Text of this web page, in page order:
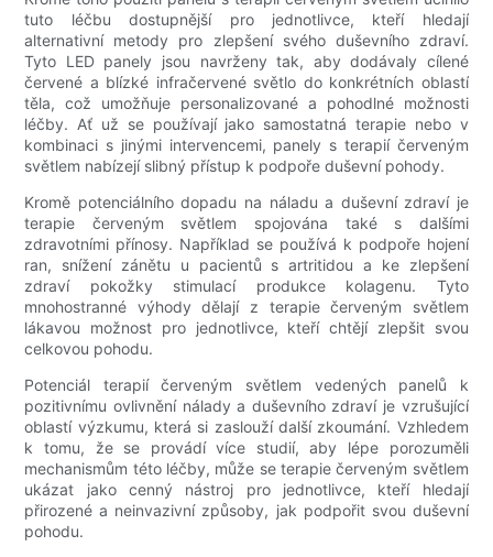
tuto léčbu dostupnější pro jednotlivce, kteří hledají
alternativní metody pro zlepšení svého duševního zdraví.
Tyto LED panely jsou navrženy tak, aby dodávaly cílené
červené a blízké infračervené světlo do konkrétních oblastí
těla, což umožňuje personalizované a pohodlné možnosti
léčby. Ať už se používají jako samostatná terapie nebo v
kombinaci s jinými intervencemi, panely s terapií červeným
světlem nabízejí slibný přístup k podpoře duševní pohody.
Kromě potenciálního dopadu na náladu a duševní zdraví je
terapie červeným světlem spojována také s dalšími
zdravotními přínosy. Například se používá k podpoře hojení
ran, snížení zánětu u pacientů s artritidou a ke zlepšení
zdraví pokožky stimulací produkce kolagenu. Tyto
mnohostranné výhody dělají z terapie červeným světlem
lákavou možnost pro jednotlivce, kteří chtějí zlepšit svou
celkovou pohodu.
Potenciál terapií červeným světlem vedených panelů k
pozitivnímu ovlivnění nálady a duševního zdraví je vzrušující
oblastí výzkumu, která si zaslouží další zkoumání. Vzhledem
k tomu, že se provádí více studií, aby lépe porozuměli
mechanismům této léčby, může se terapie červeným světlem
ukázat jako cenný nástroj pro jednotlivce, kteří hledají
přirozené a neinvazivní způsoby, jak podpořit svou duševní
pohodu.